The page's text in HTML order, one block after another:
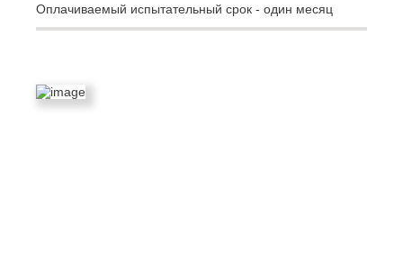
Оплачиваемый испытательный срок - один месяц